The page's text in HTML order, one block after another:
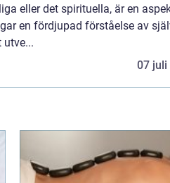
eller det spirituella, är en
en fördjupad förståelse av
utve...
07 juli